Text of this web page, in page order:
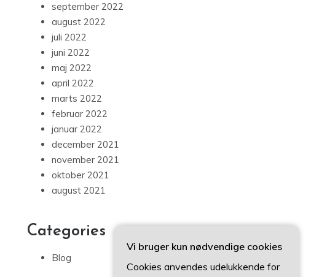
september 2022
august 2022
juli 2022
juni 2022
maj 2022
april 2022
marts 2022
februar 2022
januar 2022
december 2021
november 2021
oktober 2021
august 2021
Categories
Blog
Vi bruger kun nødvendige cookies
Cookies anvendes udelukkende for